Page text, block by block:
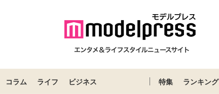
コラム ライフ ビジネス 特集 ランキング